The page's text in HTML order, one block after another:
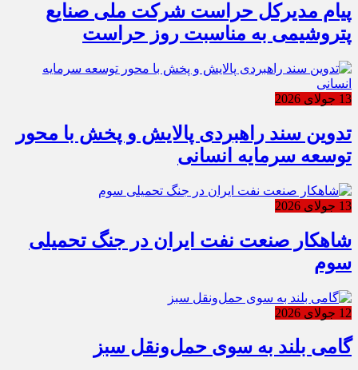
پیام مدیرکل حراست شرکت ملی صنایع
پتروشیمی به مناسبت روز حراست
13 جولای 2026
تدوین سند راهبردی پالایش و پخش با محور
توسعه سرمایه انسانی
13 جولای 2026
شاهکار صنعت نفت ایران در جنگ تحمیلی
سوم
12 جولای 2026
گامی بلند به سوی حمل‌ونقل سبز